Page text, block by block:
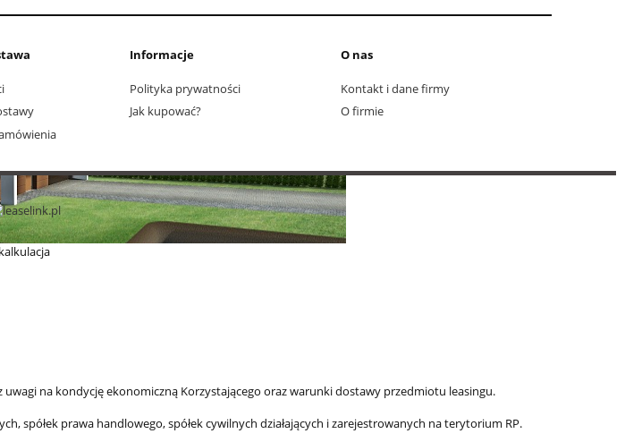
Informacje
Polityka prywatności
Jak kupować?
O nas
Kontakt i dane firmy
O firmie
kalkulacja
na kondycję ekonomiczną Korzystającego oraz warunki dostawy przedmiotu leasingu.
spółek prawa handlowego, spółek cywilnych działających i zarejestrowanych na terytorium RP.